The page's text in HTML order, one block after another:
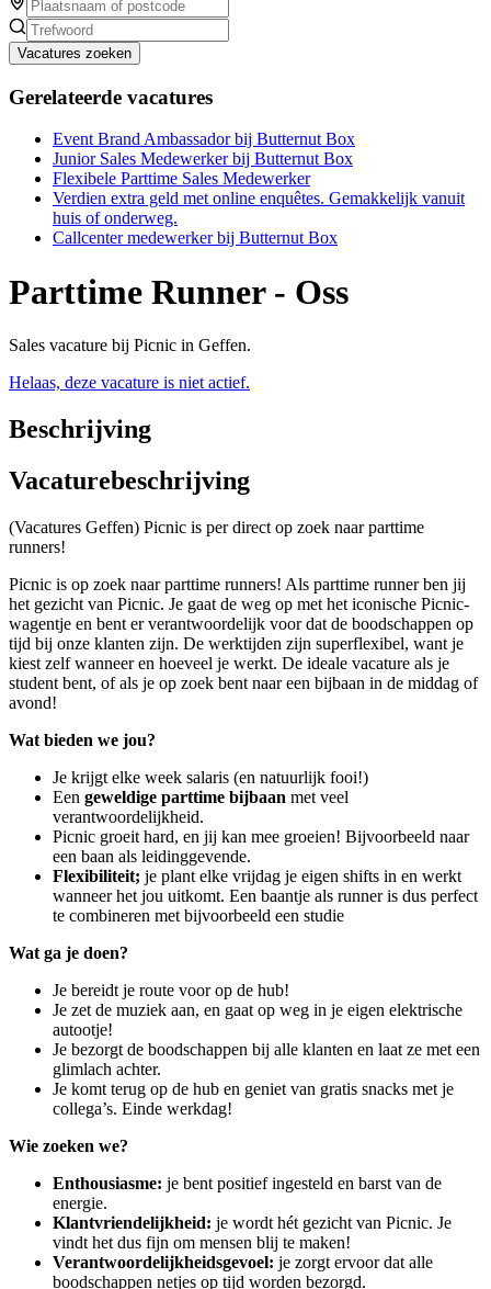
Vacatures zoeken
Gerelateerde vacatures
Event Brand Ambassador bij Butternut Box
Junior Sales Medewerker bij Butternut Box
Flexibele Parttime Sales Medewerker
Verdien extra geld met online enquêtes. Gemakkelijk vanuit
huis of onderweg.
Callcenter medewerker bij Butternut Box
Parttime Runner - Oss
Sales vacature bij Picnic in Geffen.
Helaas, deze vacature is niet actief.
Beschrijving
Vacaturebeschrijving
(Vacatures Geffen) Picnic is per direct op zoek naar parttime
runners!
Picnic is op zoek naar parttime runners! Als parttime runner ben jij
het gezicht van Picnic. Je gaat de weg op met het iconische Picnic-
wagentje en bent er verantwoordelijk voor dat de boodschappen op
tijd bij onze klanten zijn. De werktijden zijn superflexibel, want je
kiest zelf wanneer en hoeveel je werkt. De ideale vacature als je
student bent, of als je op zoek bent naar een bijbaan in de middag of
avond!
Wat bieden we jou?
Je krijgt elke week salaris (en natuurlijk fooi!)
Een geweldige parttime bijbaan met veel
verantwoordelijkheid.
Picnic groeit hard, en jij kan mee groeien! Bijvoorbeeld naar
een baan als leidinggevende.
Flexibiliteit; je plant elke vrijdag je eigen shifts in en werkt
wanneer het jou uitkomt. Een baantje als runner is dus perfect
te combineren met bijvoorbeeld een studie
Wat ga je doen?
Je bereidt je route voor op de hub!
Je zet de muziek aan, en gaat op weg in je eigen elektrische
autootje!
Je bezorgt de boodschappen bij alle klanten en laat ze met een
glimlach achter.
Je komt terug op de hub en geniet van gratis snacks met je
collega’s. Einde werkdag!
Wie zoeken we?
Enthousiasme: je bent positief ingesteld en barst van de
energie.
Klantvriendelijkheid: je wordt hét gezicht van Picnic. Je
vindt het dus fijn om mensen blij te maken!
Verantwoordelijkheidsgevoel: je zorgt ervoor dat alle
boodschappen netjes op tijd worden bezorgd.